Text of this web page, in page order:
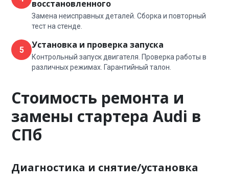
восстановленного
Замена неисправных деталей. Сборка и повторный
тест на стенде.
5 Установка и проверка запуска
Контрольный запуск двигателя. Проверка работы в
различных режимах. Гарантийный талон.
Стоимость ремонта и
замены стартера Audi в
СПб
Диагностика и снятие/установка